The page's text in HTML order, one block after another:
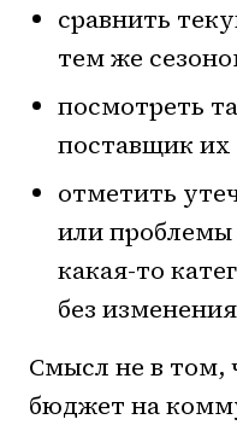
сравнить
тем же
посмотреть
поставщик их
отметить
или проблемы
какая-то
без
Смысл не в том,
бюджет на